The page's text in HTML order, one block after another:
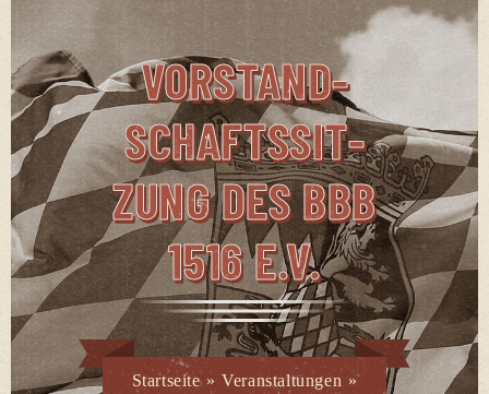
VOR­STAND­
SCHAFTS­SIT­
ZUNG DES BBB
1516 E.V.
Startseite»Veranstaltungen »